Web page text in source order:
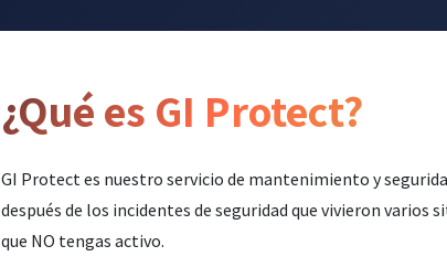
¿Qué es GI Protect?
GI Protect es nuestro servicio de mantenimiento y
después de los incidentes de seguridad que vivieron varios
que NO tengas activo.